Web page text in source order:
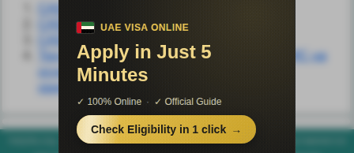
CASE-системы
CASE-технологии
Технологическая сеть проектирования ЭИС на
основе использования объектно-
ориентированной CASE-технологии
helpiks.org - Хелпикс.Орг - 2014-2026 год. Материал сайта представляется